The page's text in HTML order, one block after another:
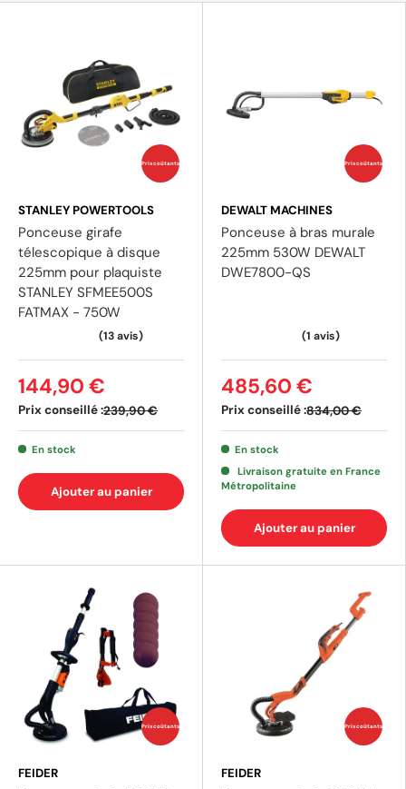
Prix coûtants
STANLEY POWERTOOLS
Ponceuse girafe
télescopique à disque
225mm pour plaquiste
STANLEY SFMEE500S
FATMAX - 750W
(13 avis)
Prix conseillé :239,90 €
144,90 €
En stock
Ajouter au panier
Prix coûtants
DEWALT MACHINES
Ponceuse à bras murale
225mm 530W DEWALT
DWE7800-QS
(1
Prix conseillé :834,00 €
485,60 €
En stock
Livraison gratuite en France
Métropolitaine
Ajouter au panier
Prix coûtants
FEIDER
Prix coûtants
FEIDER